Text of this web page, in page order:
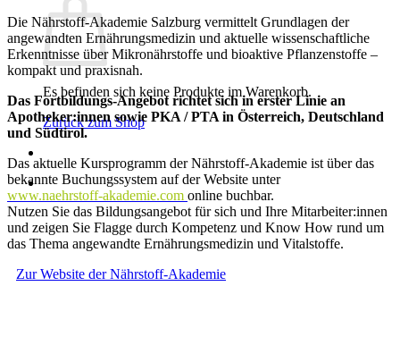
Es befinden sich keine Produkte im Warenkorb.
Zurück zum Shop
Die Nährstoff-Akademie Salzburg vermittelt Grundlagen der
angewandten Ernährungsmedizin und aktuelle wissenschaftliche
Erkenntnisse über Mikronährstoffe und bioaktive Pflanzenstoffe –
kompakt und praxisnah.
Das Fortbildungs-Angebot richtet sich in erster Linie an
Apotheker:innen sowie PKA / PTA in Österreich, Deutschland
und Südtirol.
Das aktuelle Kursprogramm der Nährstoff-Akademie ist über das
bekannte Buchungssystem auf der Website unter
www.naehrstoff-akademie.com online buchbar.
Nutzen Sie das Bildungsangebot für sich und Ihre Mitarbeiter:innen
und zeigen Sie Flagge durch Kompetenz und Know How rund um
das Thema angewandte Ernährungsmedizin und Vitalstoffe.
Zur Website der Nährstoff-Akademie